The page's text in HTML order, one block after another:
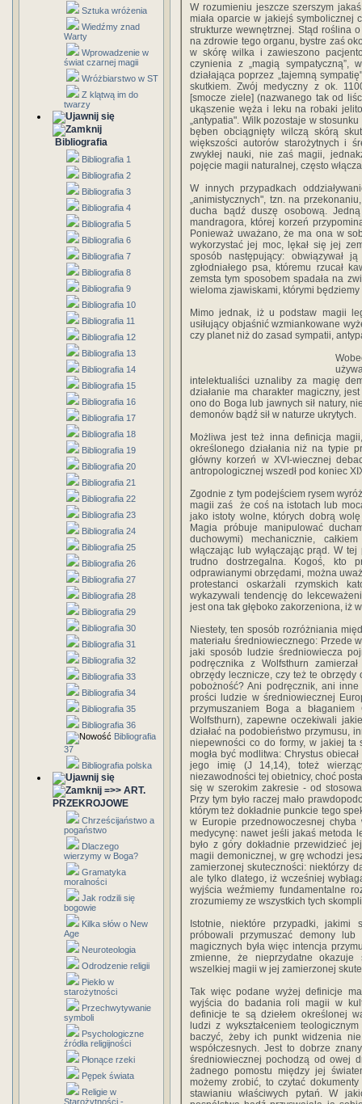
Sztuka wróżenia
Wiedźmy znad
Warty
Wprowadzenie w
świat czarnej magii
Wróżbiarstwo w ST
Z klątwą im do
twarzy
Bibliografia
Bibliografia 1
Bibliografia 2
Bibliografia 3
Bibliografia 4
Bibliografia 5
Bibliografia 6
Bibliografia 7
Bibliografia 8
Bibliografia 9
Bibliografia 10
Bibliografia 11
Bibliografia 12
Bibliografia 13
Bibliografia 14
Bibliografia 15
Bibliografia 16
Bibliografia 17
Bibliografia 18
Bibliografia 19
Bibliografia 20
Bibliografia 21
Bibliografia 22
Bibliografia 23
Bibliografia 24
Bibliografia 25
Bibliografia 26
Bibliografia 27
Bibliografia 28
Bibliografia 29
Bibliografia 30
Bibliografia 31
Bibliografia 32
Bibliografia 33
Bibliografia 34
Bibliografia 35
Bibliografia 36
Bibliografia
37
Bibliografia polska
=>> ART.
PRZEKROJOWE
Chrześcijaństwo a
pogaństwo
Dlaczego
wierzymy w Boga?
Gramatyka
moralności
Jak rodzili się
bogowie
Kilka słów o New
Age
Neuroteologia
Odrodzenie religii
Piekło w
starożytności
Przechwytywanie
symboli
Psychologiczne
źródła religijności
Płonące rzeki
Pępek świata
Religie w
Starożytności -
W rozumieniu jeszcze szerszym
miała oparcie w jakiejś symbolicznej
strukturze wewnętrznej. Stąd roślina
na zdrowie tego organu, bystre zaś
w skórę wilka i zawieszono
czynienia z „magią
działająca poprzez „tajemną
skutkiem. Zwój medyczny z ok.
[smocze ziele] (nazwanego tak od
ukąszenie węża i leku na robaki
„antypatia". Wilk pozostaje w
bęben obciągnięty wilczą skórą
większości autorów starożytnych i
zwykłej nauki, nie zaś magii,
pojęcie magii naturalnej, często
W innych przypadkach
„animistycznych", tzn. na
ducha bądź duszę osobową.
mandragora, której korzeń
Ponieważ uważano, że ma ona w
wykorzystać jej moc, lękał się jej
sposób następujący: obwiązywał
zgłodniałego psa, któremu rzucał
zemsta tym sposobem spadała na
wieloma zjawiskami, którymi
Mimo jednak, iż u podstaw magii
usiłujący objaśnić wzmiankowane
czy planet niż do zasad sympatii,
intelektualiści uznaliby za magię
działanie ma charakter magiczny,
ono do Boga lub jawnych sił natury,
demonów bądź sił w naturze ukrytych.
Możliwa jest też inna definicja
określonego działania niż na typie
główny korzeń w XVI-wiecznej
antropologicznej wszedł pod koniec
Zgodnie z tym podejściem rysem
magii zaś ­ że coś na istotach lub
jako istoty wolne, których dobrą
Magia próbuje manipulować
duchowymi) mechanicznie,
włączając lub wyłączając prąd. W
trudno dostrzegalna. Kogoś, kto
odprawianymi obrzędami, można
protestanci oskarżali rzymskich
wykazywali tendencję do
jest ona tak głęboko zakorzeniona, iż
Niestety, ten sposób rozróżniania
materiału średniowiecznego: Przede
jaki sposób ludzie średniowiecza
podręcznika z Wolfsthurn
obrzędy lecznicze, czy też te
pobożność? Ani podręcznik, ani
prości ludzie w średniowiecznej
przymuszaniem Boga a
Wolfsthurn), zapewne oczekiwali
działać na podobieństwo przymusu,
niepewności co do formy, w jakiej ta
mogła być modlitwa: Chrystus
jego imię (J 14,14), toteż
niezawodności tej obietnicy, choć
się w szerokim zakresie - od
Przy tym było raczej mało
którym też dokładnie punkcie tego
w Europie przednowoczesnej
medycynę: nawet jeśli jakaś metoda
było z góry dokładnie przewidzieć
magii demonicznej, w grę wchodzi
zamierzonej skuteczności: niektórzy
ale tylko dlatego, iż wcześniej
wyjścia weźmiemy fundamentalne
zrozumiemy ze wszystkich tych
Istotnie, niektóre przypadki,
próbowali przymuszać demony
magicznych była więc intencja
zmienne, że nieprzydatne
wszelkiej magii w jej zamierzonej
Tak więc podane wyżej definicje
wyjścia do badania roli magii w
definicje te są dziełem określonej
ludzi z wykształceniem
baczyć, żeby ich punkt widzenia
współczesnych. Jest to dobrze
średniowiecznej pochodzą od owej
żadnego pomostu między jej
możemy zrobić, to czytać
stawianiu właściwych pytań. W